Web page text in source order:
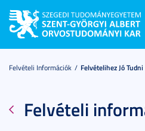
Felvételi Információk Felvételihez Jó Tudni
Felvételi